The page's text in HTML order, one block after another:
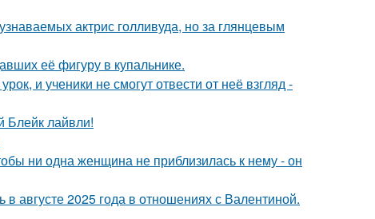
актрис голливуда, но за глянцевым
её фигуру в купальнике.
и ученики не смогут отвести от неё взгляд -
Блейк лайвли!
ни одна женщина не приблизилась к нему - он
августе 2025 года в отношениях с Валентиной.